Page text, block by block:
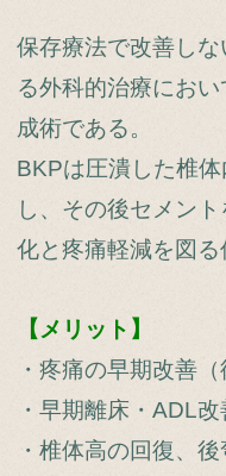
保存療法で改善し
る外科的治療にお
成術である。
BKPは圧潰した椎
し、その後セメン
化と疼痛軽減を図る
【メリット】
・疼痛の早期改善
・早期離床・ADL改
・椎体高の回復、